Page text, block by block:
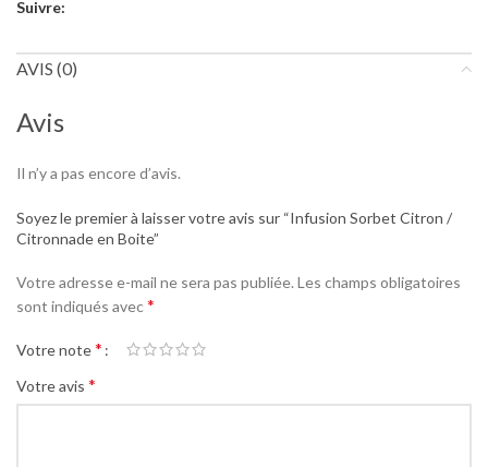
Suivre:
AVIS (0)
Avis
Il n’y a pas encore d’avis.
Soyez le premier à laisser votre avis sur “Infusion Sorbet Citron /
Citronnade en Boite”
Votre adresse e-mail ne sera pas publiée. Les champs obligatoires
sont indiqués avec*
Votre note*
Votre avis *